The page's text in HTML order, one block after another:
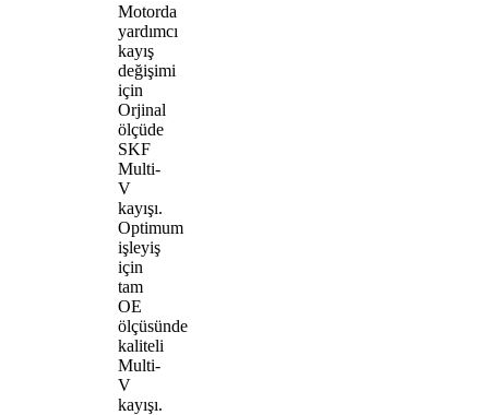
Motorda
yardımcı
kayış
değişimi
için
Orjinal
ölçüde
SKF
Multi-
V
kayışı.
Optimum
işleyiş
için
tam
OE
ölçüsünde
kaliteli
Multi-
V
kayışı.